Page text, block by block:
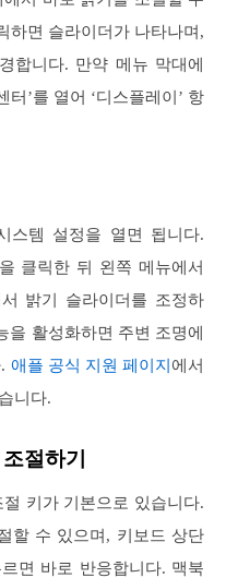
하면 슬라이더가 나타나며,
합니다. 만약 메뉴 막대에
’를 열어 ‘디스플레이’ 항
스템 설정을 열면 됩니다.
클릭한 뒤 왼쪽 메뉴에서
서 밝기 슬라이더를 조정하
을 활성화하면 주변 조명에
애플 공식 지원 페이지 에서
니다.
절하기
키가 기본으로 있습니다.
할 수 있으며, 키보드 상단
면 바로 반응합니다. 맥북